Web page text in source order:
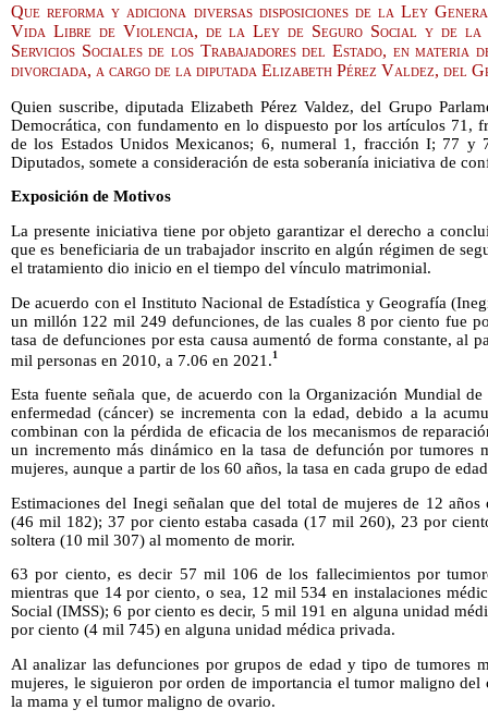
Que reforma y adiciona diversas disposiciones de la Ley
Vida Libre de Violencia, de la Ley de Seguro Social y de
Servicios Sociales de los Trabajadores del Estado, en materia
divorciada, a cargo de la diputada Elizabeth Pérez Valdez, del
Quien suscribe, diputada Elizabeth Pérez Valdez, del Grupo
Democrática, con fundamento en lo dispuesto por los artículos 71,
de los Estados Unidos Mexicanos; 6, numeral 1, fracción I; 77 y
Diputados, somete a consideración de esta soberanía iniciativa de
Exposición de Motivos
La presente iniciativa tiene por objeto garantizar el derecho a
que es beneficiaria de un trabajador inscrito en algún régimen de
el tratamiento dio inicio en el tiempo del vínculo matrimonial.
De acuerdo con el Instituto Nacional de Estadística y Geografía
un millón 122 mil 249 defunciones, de las cuales 8 por ciento fue
tasa de defunciones por esta causa aumentó de forma constante, al
mil personas en 2010, a 7.06 en 2021.1
Esta fuente señala que, de acuerdo con la Organización Mundial
enfermedad (cáncer) se incrementa con la edad, debido a la
combinan con la pérdida de eficacia de los mecanismos de
un incremento más dinámico en la tasa de defunción por tumores
mujeres, aunque a partir de los 60 años, la tasa en cada grupo de
Estimaciones del Inegi señalan que del total de mujeres de 12
(46 mil 182); 37 por ciento estaba casada (17 mil 260), 23 por
soltera (10 mil 307) al momento de morir.
63 por ciento, es decir 57 mil 106 de los fallecimientos por
mientras que 14 por ciento, o sea, 12 mil 534 en instalaciones
Social (IMSS); 6 por ciento es decir, 5 mil 191 en alguna unidad
por ciento (4 mil 745) en alguna unidad médica privada.
Al analizar las defunciones por grupos de edad y tipo de tumores
mujeres, le siguieron por orden de importancia el tumor maligno
la mama y el tumor maligno de ovario.